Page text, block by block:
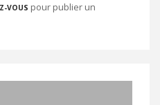
VOUS pour publier un